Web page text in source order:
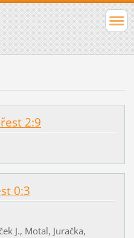
2:9
0:3
J., Motal, Juračka,